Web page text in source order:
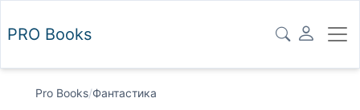
PRO Books
Pro Books/Фантастика